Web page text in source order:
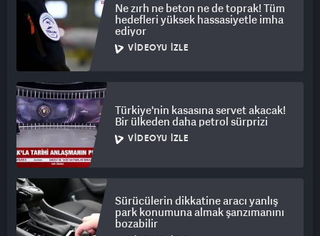
Ne zırh ne beton ne de toprak! Tüm
hedefleri yüksek hassasiyetle imha
ediyor
VIDEOYU İZLE
Türkiye'nin kasasına servet akacak!
Bir ülkeden daha petrol sürprizi
VIDEOYU İZLE
Sürücülerin dikkatine aracı yanlış
park konumuna almak şanzımanını
bozabilir